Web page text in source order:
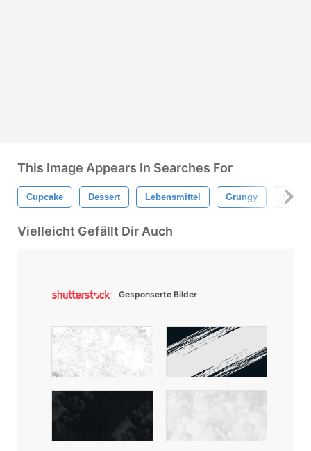
This Image Appears In Searches For
Cupcake Dessert Lebensmittel Grungy Herz
Vielleicht Gefällt Dir Auch
Gesponserte Bilder